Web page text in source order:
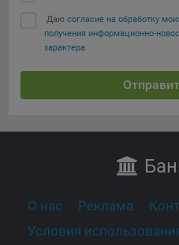
Даю согласие на обработку
получения информационно-
характера
О нас Реклама
Условия